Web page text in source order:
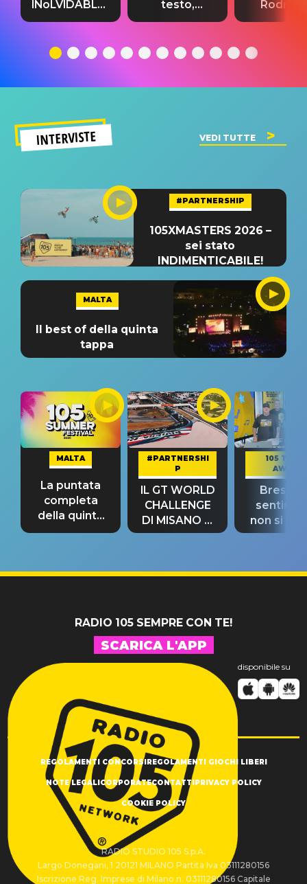
INoLVIDABLE”:
testo,
significato
testo,
traduzione e
del singolo
testo,
INTERVISTE VEDI TUTTE
#PARTNERSHIP
105XMASTERS 2026 –
sei stato
INDIMENTICABILE!
MALTA
Il best of della quinta
tappa
MALTA
La puntata
completa
della quinta
tappa
#PARTNERSHI
P
IL GT WORLD
CHALLENGE
DI MISANO si
riconferma
105 TAKE
AWAY
Bresh:
non si
fino alla
RADIO 105 SEMPRE CON TE!
SCARICA L'APP
disponibile su
REGOLAMENTI CONCORSIREGOLAMENTI GIOCHI LIBERI
NOTE LEGALICORPORATECONTATTIPRIVACY POLICY
COOKIE POLICY
RADIO STUDIO 105 S.p.A.
Largo Donegani, 1 20121 MILANO Partita Iva 03111280156
Iscrizione Reg. Imprese di Milano n. 03111280156 Capitale